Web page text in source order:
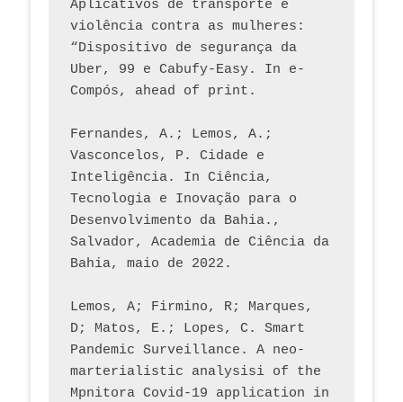
Aplicativos de transporte e
violência contra as mulheres:
“Dispositivo de segurança da
Uber, 99 e Cabufy-Easy. In e-
Compós, ahead of print.
Fernandes, A.; Lemos, A.;
Vasconcelos, P. Cidade e
Inteligência. In Ciência,
Tecnologia e Inovação para o
Desenvolvimento da Bahia.,
Salvador, Academia de Ciência da
Bahia, maio de 2022.
Lemos, A; Firmino, R; Marques,
D; Matos, E.; Lopes, C. Smart
Pandemic Surveillance. A neo-
marterialistic analysisi of the
Mpnitora Covid-19 application in